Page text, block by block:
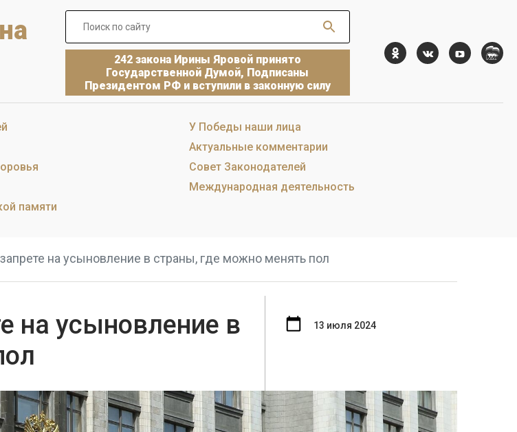
242 закона Ирины Яровой принято
Государственной Думой, Подписаны
Президентом РФ и вступили в законную силу
памяти
У Победы наши лица
Актуальные комментарии
Совет Законодателей
Международная деятельность
на усыновление в страны, где можно менять пол
на усыновление в
13 июля 2024